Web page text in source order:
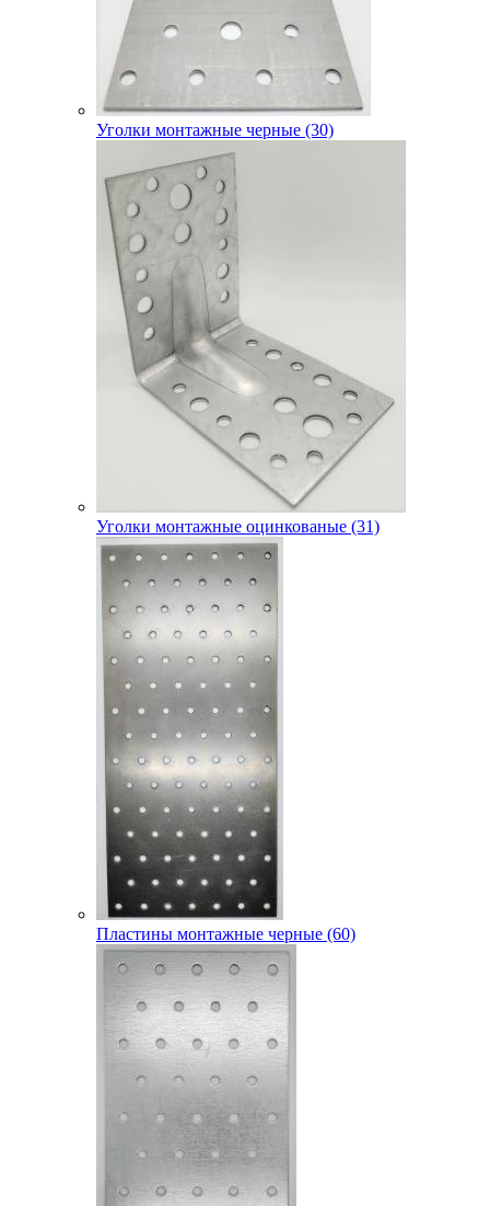
Уголки монтажные черные (30)
Уголки монтажные оцинкованые (31)
Пластины монтажные черные (60)